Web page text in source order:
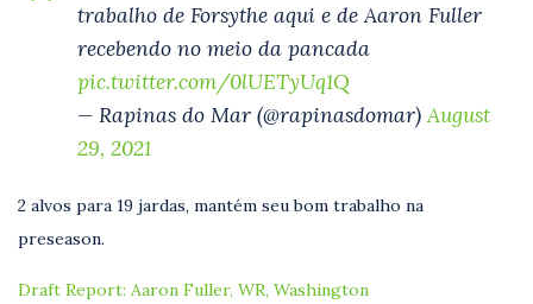
trabalho de Forsythe aqui e de Aaron Fuller
recebendo no meio da pancada
pic.twitter.com/0lUETyUq1Q
— Rapinas do Mar (@rapinasdomar)August
29, 2021
2 alvos para 19 jardas, mantém seu bom trabalho na
preseason.
Draft Report: Aaron Fuller, WR, Washington